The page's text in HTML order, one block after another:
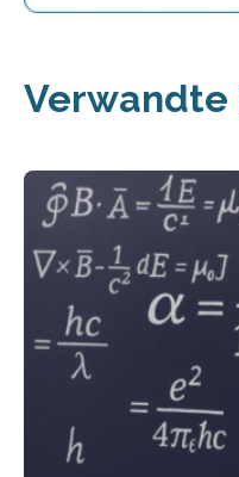
Verwandte